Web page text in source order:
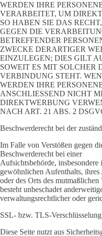
WERDEN IHRE
VERARBEITET, UM
SO HABEN SIE DAS
GEGEN DIE
BETREFFENDER
ZWECKE DERARTIGER
EINZULEGEN; DIES GILT
SOWEIT ES MIT SOLCHER
VERBINDUNG STEHT.
WERDEN IHRE
ANSCHLIESSEND NICHT
DIREKTWERBUNG
NACH ART. 21 ABS. 2
Beschwerderecht bei der
Im Falle von Verstößen gegen
Beschwerderecht bei einer
Aufsichtsbehörde,
gewöhnlichen Aufenthalts, ihres
oder des Orts des
besteht unbeschadet
verwaltungsrechtlicher oder
SSL- bzw. TLS-Verschlüsselung
Diese Seite nutzt aus